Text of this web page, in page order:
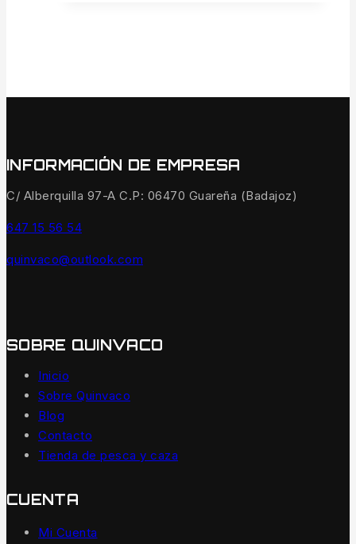
INFORMACIÓN DE EMPRESA
C/ Alberquilla 97-A C.P: 06470 Guareña (Badajoz)
647 15 56 54
quinvaco@outlook.com
SOBRE QUINVACO
Inicio
Sobre Quinvaco
Blog
Contacto
Tienda de pesca y caza
CUENTA
Mi Cuenta